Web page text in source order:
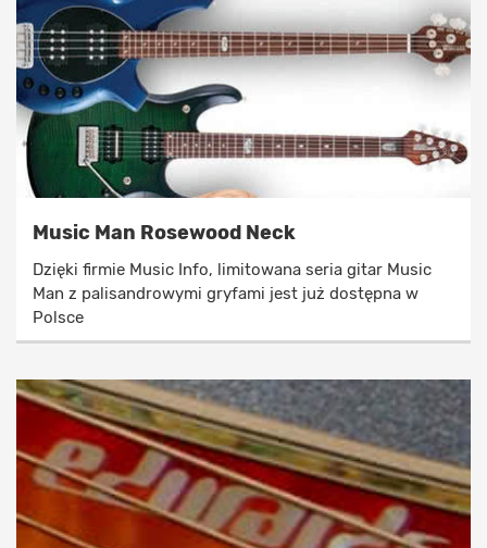
Music Man Rosewood Neck
Dzięki firmie Music Info, limitowana seria gitar Music
Man z palisandrowymi gryfami jest już dostępna w
Polsce